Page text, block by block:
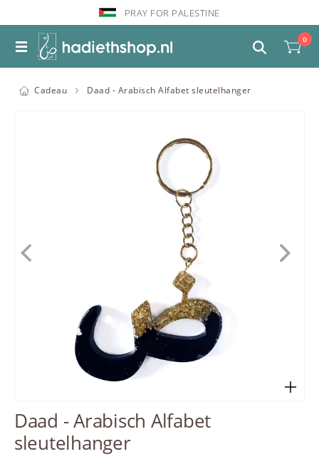
PRAY FOR PALESTINE
0
Cadeau Daad - Arabisch Alfabet sleutelhanger
Daad - Arabisch Alfabet
sleutelhanger